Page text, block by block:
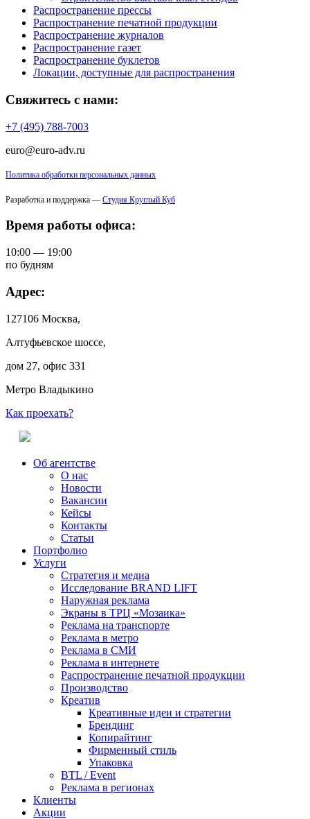
Распространение прессы
Распространение печатной продукции
Распространение журналов
Распространение газет
Распространение буклетов
Локации, доступные для распространения
Свяжитесь с нами:
+7 (495) 788-7003
euro@euro-adv.ru
Политика обработки персональных данных
Разработка и поддержка — Студия Круглый Куб
Время работы офиса:
10:00 — 19:00
по будням
Адрес:
127106 Москва,
Алтуфьевское шоссе,
дом 27, офис 331
Метро Владыкино
Как проехать?
Об агентстве
О нас
Новости
Вакансии
Кейсы
Контакты
Статьи
Портфолио
Услуги
Стратегия и медиа
Исследование BRAND LIFT
Наружная реклама
Экраны в ТРЦ «Мозаика»
Реклама на транспорте
Реклама в метро
Реклама в СМИ
Реклама в интернете
Распространение печатной продукции
Производство
Креатив
Креативные идеи и стратегии
Брендинг
Копирайтинг
Фирменный стиль
Упаковка
BTL / Event
Реклама в регионах
Клиенты
Акции